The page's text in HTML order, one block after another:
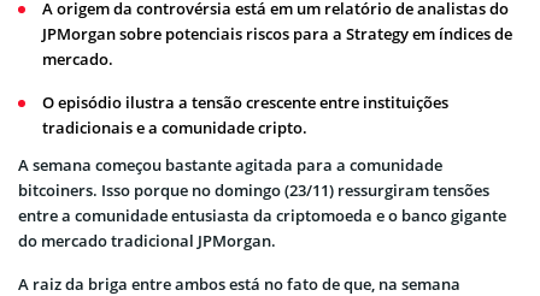
A origem da controvérsia está em um relatório de analistas do
JPMorgan sobre potenciais riscos para a Strategy em índices de
mercado.
O episódio ilustra a tensão crescente entre instituições
tradicionais e a comunidade cripto.
A semana começou bastante agitada para a comunidade
bitcoiners. Isso porque no domingo (23/11) ressurgiram tensões
entre a comunidade entusiasta da criptomoeda e o banco gigante
do mercado tradicional JPMorgan.
A raiz da briga entre ambos está no fato de que, na semana